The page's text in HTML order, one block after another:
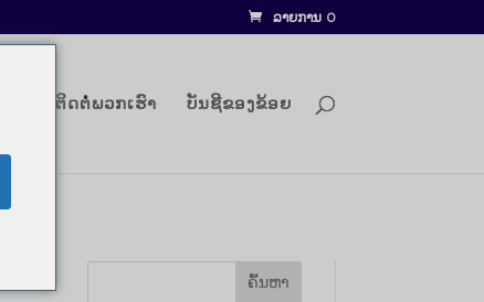
ລາຍການ 0
ຕິດຕໍ່ພວກເຮົາ ບັນຊີຂອງຂ້ອຍ
ຄົ້ນຫາ